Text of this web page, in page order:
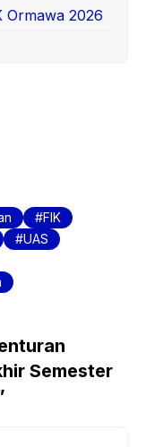
Ormawa 2026
FIK
UAS
Semester